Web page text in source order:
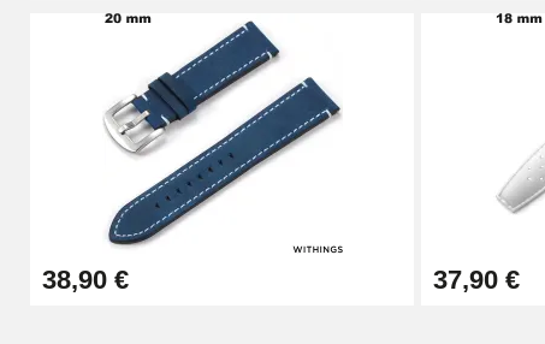
34,92 €
Kit pour Raccourcir Bracelet Montre
7,90 €
38,90 € 37,90 €